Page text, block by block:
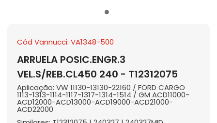
Cód Vannucci: VA1348-500
ARRUELA POSIC.ENGR.3
VEL.S/REB.CL450 240 - T12312075
Aplicação: VW 11130-13130-22160 / FORD CARGO
1113-1313-1114-1117-1317-1314-1514 / GM ACD11000-
ACD12000-ACD13000-ACD19000-ACD21000-
ACD22000